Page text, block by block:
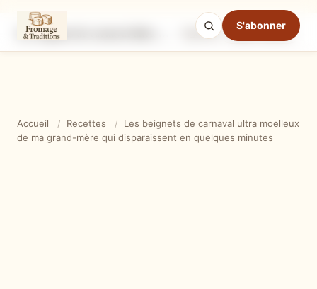
S'abonner
Ingrédients Étapes
Mode cuisine
Accueil / Recettes /
Les beignets de carnaval ultra moelleux
de ma grand-mère qui disparaissent en quelques minutes